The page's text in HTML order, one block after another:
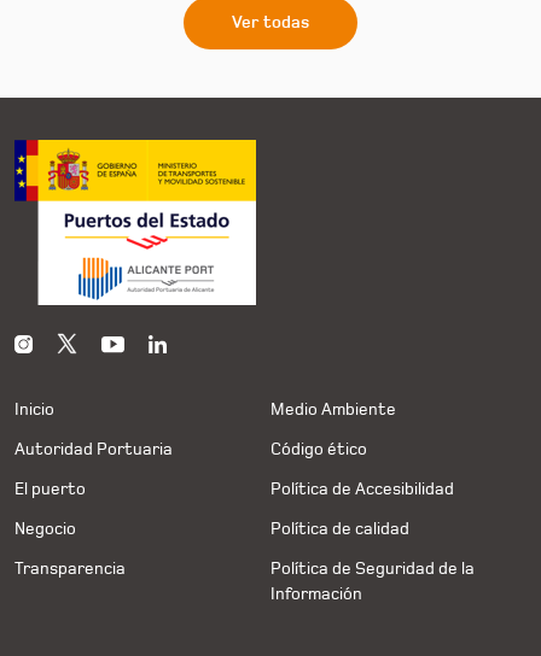
Ver todas
Inicio
Autoridad Portuaria
El puerto
Negocio
Transparencia
Medio Ambiente
Código ético
Política de Accesibilidad
Política de calidad
Política de Seguridad de la
Información